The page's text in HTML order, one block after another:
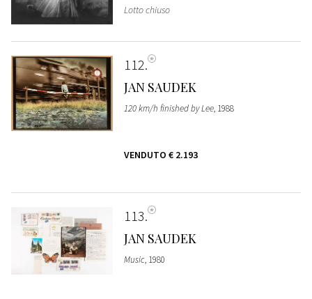
Lotto chiuso
112
JAN SAUDEK
120 km/h finished by Lee, 1988
VENDUTO € 2.193
113
JAN SAUDEK
Music, 1980